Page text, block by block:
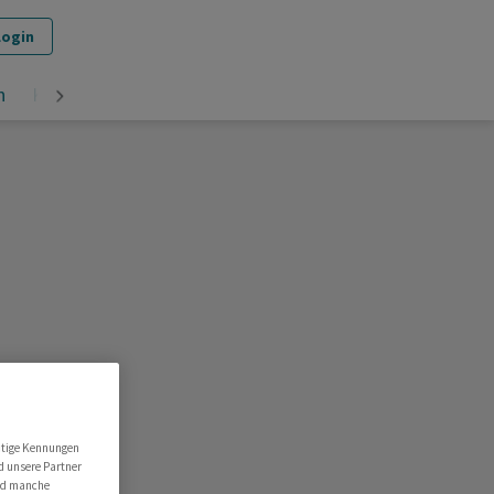
Krypto
Kennungen
unsere Partner
manche